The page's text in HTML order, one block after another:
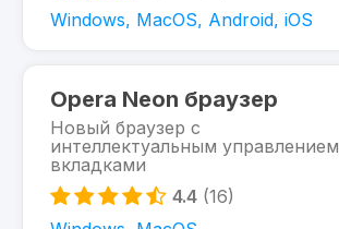
Windows, MacOS, Android, iOS
Opera Neon браузер
Новый браузер с
интеллектуальным управлением
вкладками
4.4 (16)